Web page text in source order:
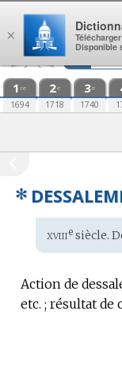
Aller au contenu
1 re
1694
2e
1718
3e
1740
✻
Étymologie
:
xviiiesiècle.
Action de
etc. ; résultat de
×
Disponible